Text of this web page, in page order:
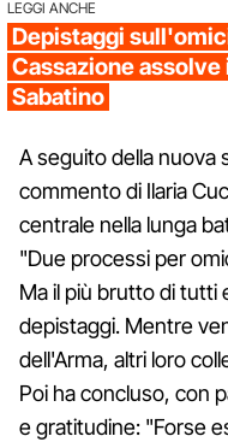
LEGGI ANCHE
Depistaggi
Cassazione
Sabatino
A seguito della nuova
commento di Ilaria
centrale nella lunga
"Due processi per
Ma il più brutto di tutti
depistaggi. Mentre
dell'Arma, altri loro
Poi ha concluso, con
e gratitudine: "Forse